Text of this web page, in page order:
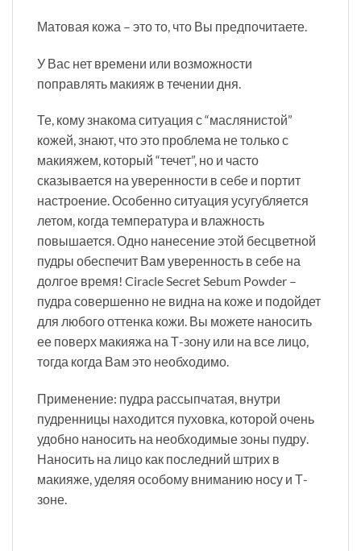
Матовая кожа – это то, что Вы предпочитаете.
У Вас нет времени или возможности
поправлять макияж в течении дня.
Те, кому знакома ситуация с “маслянистой”
кожей, знают, что это проблема не только с
макияжем, который “течет”, но и часто
сказывается на уверенности в себе и портит
настроение. Особенно ситуация усугубляется
летом, когда температура и влажность
повышается. Одно нанесение этой бесцветной
пудры обеспечит Вам уверенность в себе на
долгое время! Ciracle Secret Sebum Powder –
пудра совершенно не видна на коже и подойдет
для любого оттенка кожи. Вы можете наносить
ее поверх макияжа на Т-зону или на все лицо,
тогда когда Вам это необходимо.
Применение: пудра рассыпчатая, внутри
пудренницы находится пуховка, которой очень
удобно наносить на необходимые зоны пудру.
Наносить на лицо как последний штрих в
макияже, уделяя особому вниманию носу и Т-
зоне.